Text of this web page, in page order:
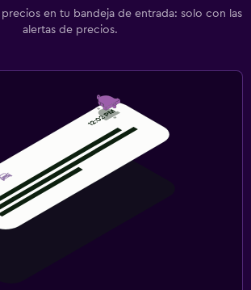
en tu bandeja de entrada: solo con las
alertas de precios.